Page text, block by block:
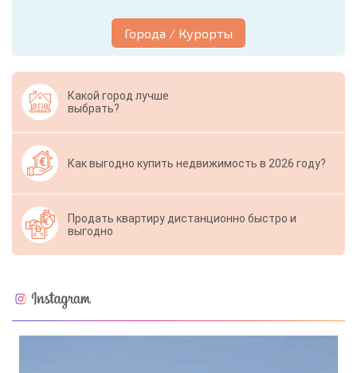
Города / Курорты
Какой город лучше
выбрать?
Как выгодно купить недвижимость в 2026 году?
Продать квартиру дистанционно быстро и
выгодно